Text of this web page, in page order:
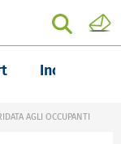
Inchieste
AGLI OCCUPANTI